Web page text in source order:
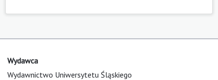
Wydawca
Wydawnictwo Uniwersytetu Śląskiego